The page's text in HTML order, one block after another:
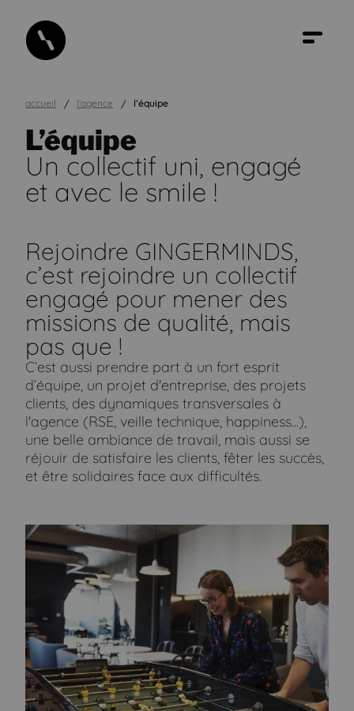
accueil l’agence l’équipe
L’équipe
Un collectif uni, engagé
et avec le smile !
Rejoindre GINGERMINDS,
c’est rejoindre un collectif
engagé pour mener des
missions de qualité, mais
pas que !
C’est aussi prendre part à un fort esprit
d’équipe, un projet d'entreprise, des projets
clients, des dynamiques transversales à
l'agence (RSE, veille technique, happiness...),
une belle ambiance de travail, mais aussi se
réjouir de satisfaire les clients, fêter les succès,
et être solidaires face aux difficultés.